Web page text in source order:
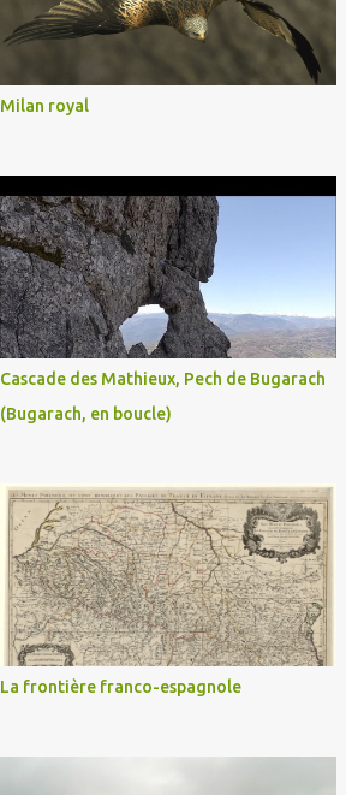
Milan royal
Cascade des Mathieux, Pech de Bugarach
(Bugarach, en boucle)
La frontière franco-espagnole